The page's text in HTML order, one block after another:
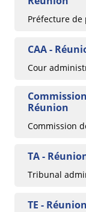
Préfecture de
CAA -
Cour
Réunion
Commission
TA -
Tribunal
TE - Réunion